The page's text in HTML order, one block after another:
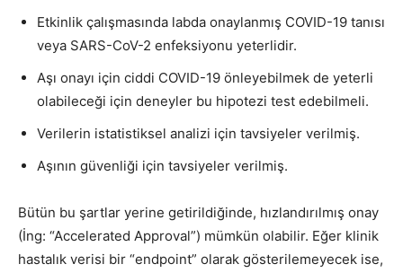
Etkinlik çalışmasında labda onaylanmış COVID-19 tanısı
veya SARS-CoV-2 enfeksiyonu yeterlidir.
Aşı onayı için ciddi COVID-19 önleyebilmek de yeterli
olabileceği için deneyler bu hipotezi test edebilmeli.
Verilerin istatistiksel analizi için tavsiyeler verilmiş.
Aşının güvenliği için tavsiyeler verilmiş.
Bütün bu şartlar yerine getirildiğinde, hızlandırılmış onay
(İng: “Accelerated Approval”) mümkün olabilir. Eğer klinik
hastalık verisi bir “endpoint” olarak gösterilemeyecek ise,